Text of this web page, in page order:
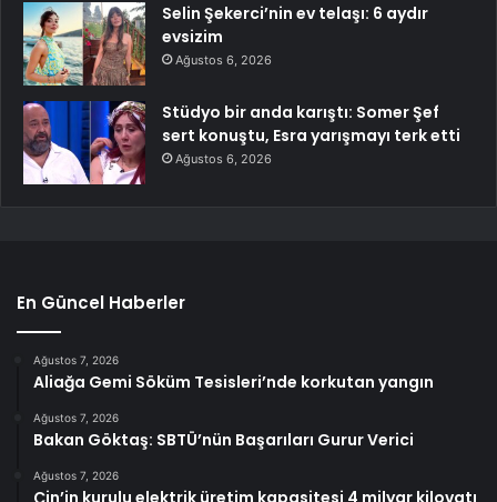
Selin Şekerci’nin ev telaşı: 6 aydır
evsizim
Ağustos 6, 2026
Stüdyo bir anda karıştı: Somer Şef
sert konuştu, Esra yarışmayı terk etti
Ağustos 6, 2026
En Güncel Haberler
Ağustos 7, 2026
Aliağa Gemi Söküm Tesisleri’nde korkutan yangın
Ağustos 7, 2026
Bakan Göktaş: SBTÜ’nün Başarıları Gurur Verici
Ağustos 7, 2026
Çin’in kurulu elektrik üretim kapasitesi 4 milyar kilovatı